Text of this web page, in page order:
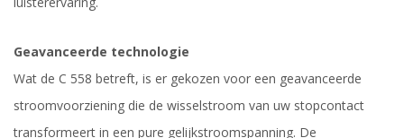
Geavanceerde technologie
Wat de C 558 betreft, is er gekozen voor een geavanceerde
stroomvoorziening die de wisselstroom van uw stopcontact
transformeert in een pure gelijkstroomspanning. De